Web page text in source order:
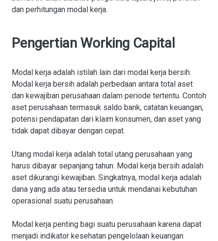
dan perhitungan modal kerja.
Pengertian Working Capital
Modal kerja adalah istilah lain dari modal kerja bersih.
Modal kerja bersih adalah perbedaan antara total aset
dan kewajiban perusahaan dalam periode tertentu. Contoh
aset perusahaan termasuk saldo bank, catatan keuangan,
potensi pendapatan dari klaim konsumen, dan aset yang
tidak dapat dibayar dengan cepat.
Utang modal kerja adalah total utang perusahaan yang
harus dibayar sepanjang tahun. Modal kerja bersih adalah
aset dikurangi kewajiban. Singkatnya, modal kerja adalah
dana yang ada atau tersedia untuk mendanai kebutuhan
operasional suatu perusahaan.
Modal kerja penting bagi suatu perusahaan karena dapat
menjadi indikator kesehatan pengelolaan keuangan